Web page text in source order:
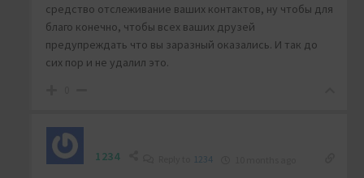
средство отслеживание ваших контактов, ну чтобы для
благо конечно, чтобы всех ваших друзей
предупреждать что вы заразный оказались. И так до
сих пор и не удалил это.
1234 1234